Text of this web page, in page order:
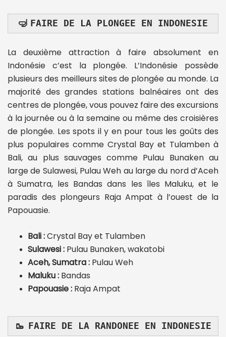
🤿 FAIRE DE LA PLONGEE EN INDONESIE
La deuxième attraction à faire absolument en
Indonésie c’est la plongée. L’Indonésie possède
plusieurs des meilleurs sites de plongée au monde. La
majorité des grandes stations balnéaires ont des
centres de plongée, vous pouvez faire des excursions
à la journée ou à la semaine ou même des croisières
de plongée. Les spots il y en pour tous les goûts des
plus populaires comme Crystal Bay et Tulamben à
Bali, au plus sauvages comme Pulau Bunaken au
large de Sulawesi, Pulau Weh au large du nord d’Aceh
à Sumatra, les Bandas dans les îles Maluku, et le
paradis des plongeurs Raja Ampat à l’ouest de la
Papouasie.
Bali :Crystal Bay et Tulamben
Sulawesi : Pulau Bunaken, wakatobi
Aceh, Sumatra : Pulau Weh
Maluku : Bandas
Papouasie : Raja Ampat
🥾 FAIRE DE LA RANDONEE EN INDONESIE